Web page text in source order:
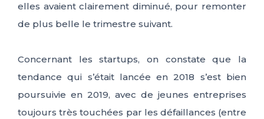
elles avaient clairement diminué, pour remonter
de plus belle le trimestre suivant.
Concernant les startups, on constate que la
tendance qui s’était lancée en 2018 s’est bien
poursuivie en 2019, avec de jeunes entreprises
toujours très touchées par les défaillances (entre